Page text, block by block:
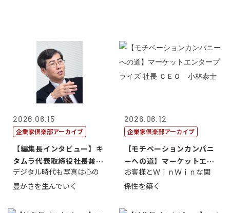
2026.06.15
企業家倶楽部アーカイブ
【編集長インタビュー】キ
タムラ代表取締役社長兼Ｃ
ＯＯ 武川 ...
デジタル時代も写真は心の
豊かさを生んでいく
2026.06.12
企業家倶楽部アーカイブ
【モチベーションカンパニ
ーへの道】マーケットエン
タープライズ...
お客様とＷｉｎＷｉｎな関
係性を築く